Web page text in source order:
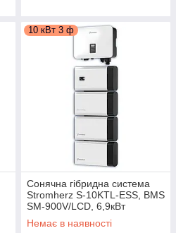
10 кВт 3 ф
Сонячна гібридна система
Stromherz S-10KTL-ESS, BMS
SM-900V/LCD, 6,9кВт
Немає в наявності